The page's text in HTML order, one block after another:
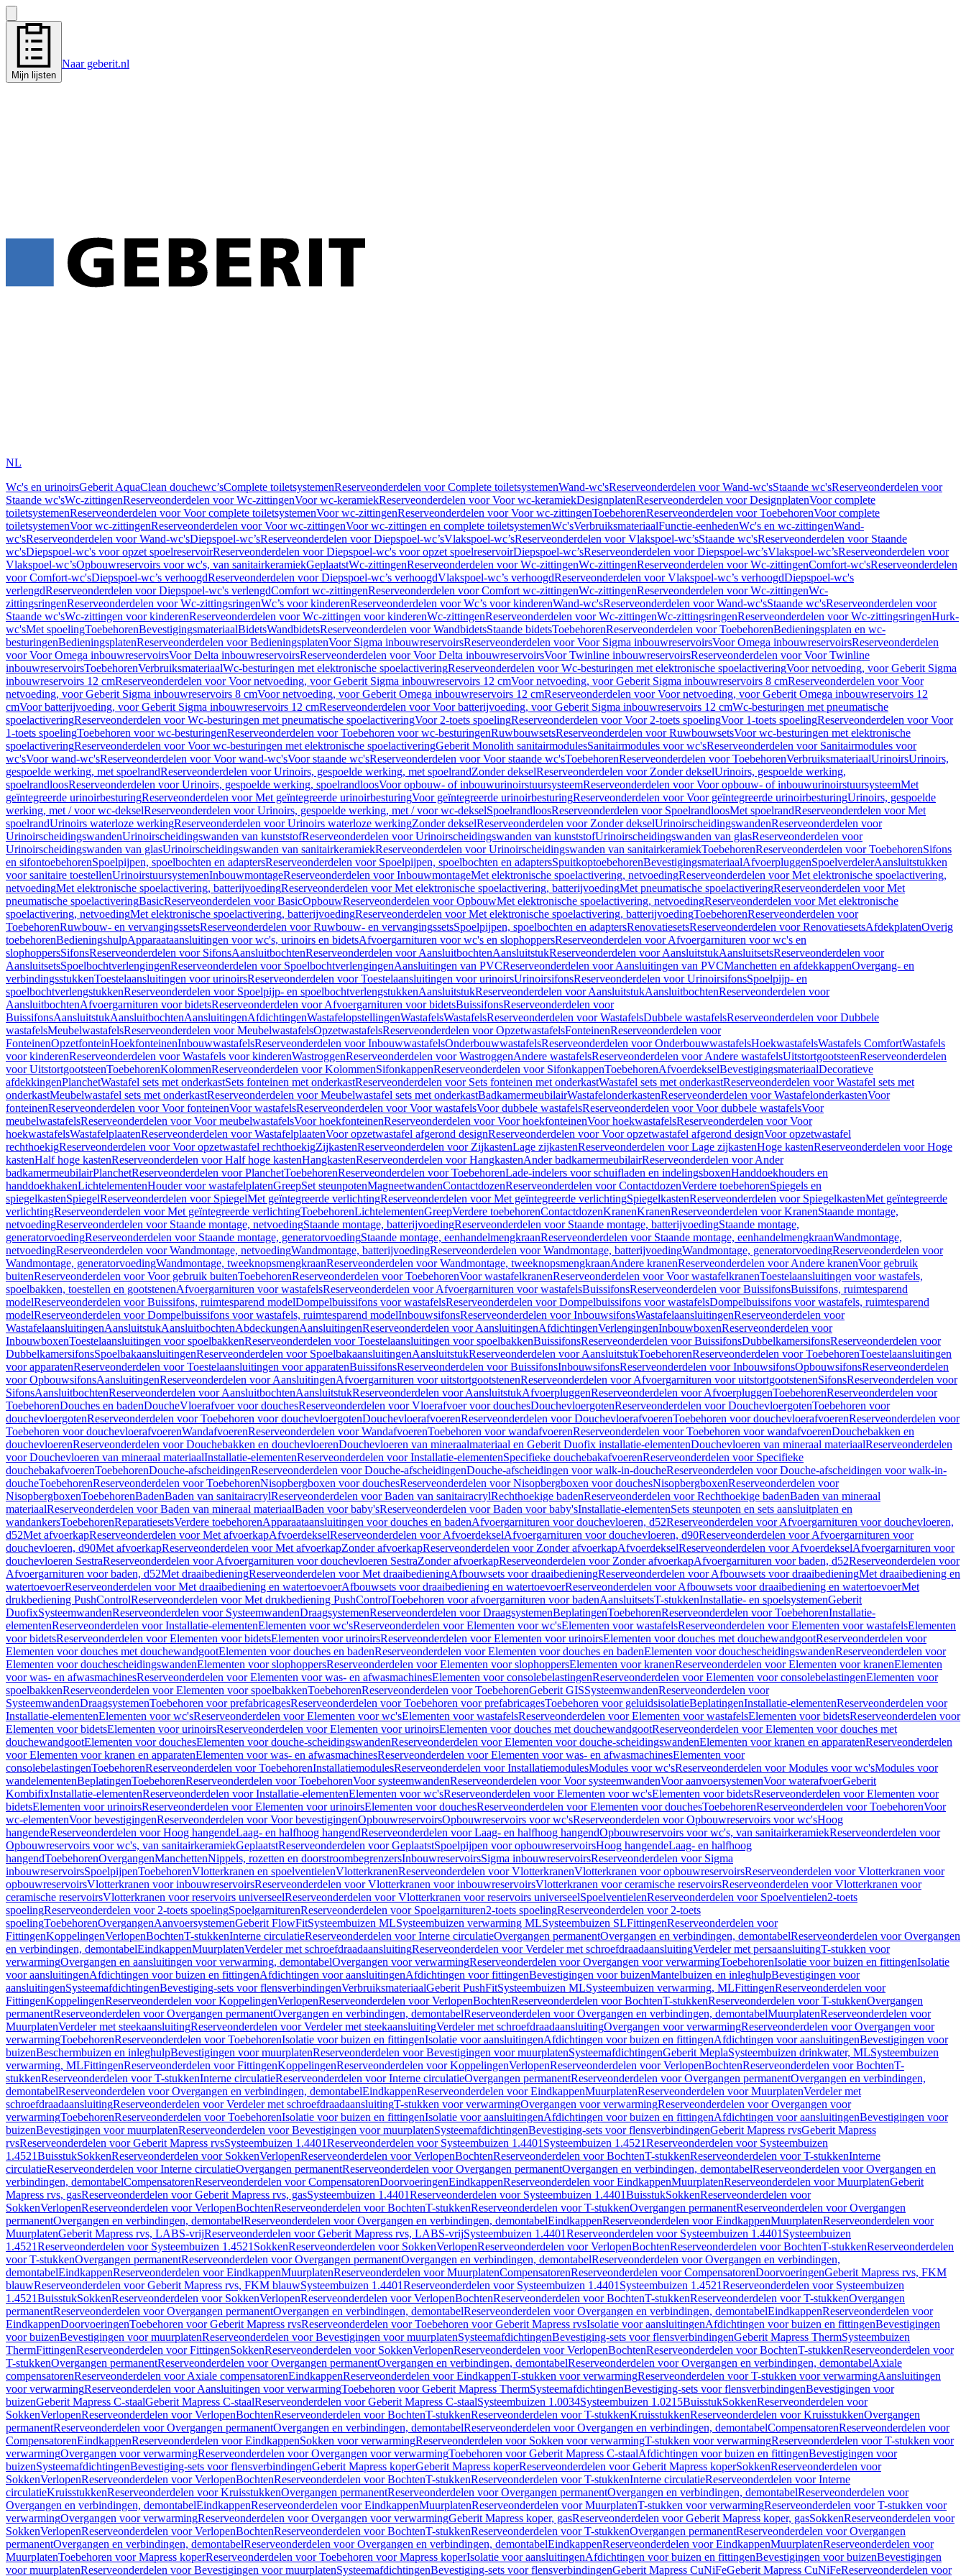
Mijn lijsten
Naar geberit.nl
NL
Wc's en urinoirsGeberit AquaClean douchewc’sComplete toiletsystemenReserveonderdelen voor Complete toiletsystemenWand-wc'sReserveonderdelen voor Wand-wc'sStaande wc'sReserveonderdelen voor
Staande wc'sWc-zittingenReserveonderdelen voor Wc-zittingenVoor wc-keramiekReserveonderdelen voor Voor wc-keramiekDesignplatenReserveonderdelen voor DesignplatenVoor complete
toiletsystemenReserveonderdelen voor Voor complete toiletsystemenVoor wc-zittingenReserveonderdelen voor Voor wc-zittingenToebehorenReserveonderdelen voor ToebehorenVoor complete
toiletsystemenVoor wc-zittingenReserveonderdelen voor Voor wc-zittingenVoor wc-zittingen en complete toiletsystemenWc'sVerbruiksmateriaalFunctie-eenhedenWc's en wc-zittingenWand-
wc'sReserveonderdelen voor Wand-wc'sDiepspoel-wc’sReserveonderdelen voor Diepspoel-wc’sVlakspoel-wc’sReserveonderdelen voor Vlakspoel-wc’sStaande wc'sReserveonderdelen voor Staande
wc'sDiepspoel-wc's voor opzet spoelreservoirReserveonderdelen voor Diepspoel-wc's voor opzet spoelreservoirDiepspoel-wc’sReserveonderdelen voor Diepspoel-wc’sVlakspoel-wc’sReserveonderdelen voor
Vlakspoel-wc’sOpbouwreservoirs voor wc's, van sanitairkeramiekGeplaatstWc-zittingenReserveonderdelen voor Wc-zittingenWc-zittingenReserveonderdelen voor Wc-zittingenComfort-wc'sReserveonderdelen
voor Comfort-wc'sDiepspoel-wc’s verhoogdReserveonderdelen voor Diepspoel-wc’s verhoogdVlakspoel-wc’s verhoogdReserveonderdelen voor Vlakspoel-wc’s verhoogdDiepspoel-wc's
verlengdReserveonderdelen voor Diepspoel-wc's verlengdComfort wc-zittingenReserveonderdelen voor Comfort wc-zittingenWc-zittingenReserveonderdelen voor Wc-zittingenWc-
zittingsringenReserveonderdelen voor Wc-zittingsringenWc’s voor kinderenReserveonderdelen voor Wc’s voor kinderenWand-wc'sReserveonderdelen voor Wand-wc'sStaande wc'sReserveonderdelen voor
Staande wc'sWc-zittingen voor kinderenReserveonderdelen voor Wc-zittingen voor kinderenWc-zittingenReserveonderdelen voor Wc-zittingenWc-zittingsringenReserveonderdelen voor Wc-zittingsringenHurk-
wc'sMet spoelingToebehorenBevestigingsmateriaalBidetsWandbidetsReserveonderdelen voor WandbidetsStaande bidetsToebehorenReserveonderdelen voor ToebehorenBedieningsplaten en wc-
besturingenBedieningsplatenReserveonderdelen voor BedieningsplatenVoor Sigma inbouwreservoirsReserveonderdelen voor Voor Sigma inbouwreservoirsVoor Omega inbouwreservoirsReserveonderdelen
voor Voor Omega inbouwreservoirsVoor Delta inbouwreservoirsReserveonderdelen voor Voor Delta inbouwreservoirsVoor Twinline inbouwreservoirsReserveonderdelen voor Voor Twinline
inbouwreservoirsToebehorenVerbruiksmateriaalWc-besturingen met elektronische spoelactiveringReserveonderdelen voor Wc-besturingen met elektronische spoelactiveringVoor netvoeding, voor Geberit Sigma
inbouwreservoirs 12 cmReserveonderdelen voor Voor netvoeding, voor Geberit Sigma inbouwreservoirs 12 cmVoor netvoeding, voor Geberit Sigma inbouwreservoirs 8 cmReserveonderdelen voor Voor
netvoeding, voor Geberit Sigma inbouwreservoirs 8 cmVoor netvoeding, voor Geberit Omega inbouwreservoirs 12 cmReserveonderdelen voor Voor netvoeding, voor Geberit Omega inbouwreservoirs 12
cmVoor batterijvoeding, voor Geberit Sigma inbouwreservoirs 12 cmReserveonderdelen voor Voor batterijvoeding, voor Geberit Sigma inbouwreservoirs 12 cmWc-besturingen met pneumatische
spoelactiveringReserveonderdelen voor Wc-besturingen met pneumatische spoelactiveringVoor 2-toets spoelingReserveonderdelen voor Voor 2-toets spoelingVoor 1-toets spoelingReserveonderdelen voor Voor
1-toets spoelingToebehoren voor wc-besturingenReserveonderdelen voor Toebehoren voor wc-besturingenRuwbouwsetsReserveonderdelen voor RuwbouwsetsVoor wc-besturingen met elektronische
spoelactiveringReserveonderdelen voor Voor wc-besturingen met elektronische spoelactiveringGeberit Monolith sanitairmodulesSanitairmodules voor wc'sReserveonderdelen voor Sanitairmodules voor
wc'sVoor wand-wc'sReserveonderdelen voor Voor wand-wc'sVoor staande wc'sReserveonderdelen voor Voor staande wc'sToebehorenReserveonderdelen voor ToebehorenVerbruiksmateriaalUrinoirsUrinoirs,
gespoelde werking, met spoelrandReserveonderdelen voor Urinoirs, gespoelde werking, met spoelrandZonder dekselReserveonderdelen voor Zonder dekselUrinoirs, gespoelde werking,
spoelrandloosReserveonderdelen voor Urinoirs, gespoelde werking, spoelrandloosVoor opbouw- of inbouwurinoirstuursysteemReserveonderdelen voor Voor opbouw- of inbouwurinoirstuursysteemMet
geïntegreerde urinoirbesturingReserveonderdelen voor Met geïntegreerde urinoirbesturingVoor geïntegreerde urinoirbesturingReserveonderdelen voor Voor geïntegreerde urinoirbesturingUrinoirs, gespoelde
werking, met / voor wc-dekselReserveonderdelen voor Urinoirs, gespoelde werking, met / voor wc-dekselSpoelrandloosReserveonderdelen voor SpoelrandloosMet spoelrandReserveonderdelen voor Met
spoelrandUrinoirs waterloze werkingReserveonderdelen voor Urinoirs waterloze werkingZonder dekselReserveonderdelen voor Zonder dekselUrinoirscheidingswandenReserveonderdelen voor
UrinoirscheidingswandenUrinoirscheidingswanden van kunststofReserveonderdelen voor Urinoirscheidingswanden van kunststofUrinoirscheidingswanden van glasReserveonderdelen voor
Urinoirscheidingswanden van glasUrinoirscheidingswanden van sanitairkeramiekReserveonderdelen voor Urinoirscheidingswanden van sanitairkeramiekToebehorenReserveonderdelen voor ToebehorenSifons
en sifontoebehorenSpoelpijpen, spoelbochten en adaptersReserveonderdelen voor Spoelpijpen, spoelbochten en adaptersSpuitkoptoebehorenBevestigingsmateriaalAfvoerpluggenSpoelverdelerAansluitstukken
voor sanitaire toestellenUrinoirstuursystemenInbouwmontageReserveonderdelen voor InbouwmontageMet elektronische spoelactivering, netvoedingReserveonderdelen voor Met elektronische spoelactivering,
netvoedingMet elektronische spoelactivering, batterijvoedingReserveonderdelen voor Met elektronische spoelactivering, batterijvoedingMet pneumatische spoelactiveringReserveonderdelen voor Met
pneumatische spoelactiveringBasicReserveonderdelen voor BasicOpbouwReserveonderdelen voor OpbouwMet elektronische spoelactivering, netvoedingReserveonderdelen voor Met elektronische
spoelactivering, netvoedingMet elektronische spoelactivering, batterijvoedingReserveonderdelen voor Met elektronische spoelactivering, batterijvoedingToebehorenReserveonderdelen voor
ToebehorenRuwbouw- en vervangingssetsReserveonderdelen voor Ruwbouw- en vervangingssetsSpoelpijpen, spoelbochten en adaptersRenovatiesetsReserveonderdelen voor RenovatiesetsAfdekplatenOverig
toebehorenBedieningshulpApparaataansluitingen voor wc's, urinoirs en bidetsAfvoergarnituren voor wc's en slophoppersReserveonderdelen voor Afvoergarnituren voor wc's en
slophoppersSifonsReserveonderdelen voor SifonsAansluitbochtenReserveonderdelen voor AansluitbochtenAansluitstukReserveonderdelen voor AansluitstukAansluitsetsReserveonderdelen voor
AansluitsetsSpoelbochtverlengingenReserveonderdelen voor SpoelbochtverlengingenAansluitingen van PVCReserveonderdelen voor Aansluitingen van PVCManchetten en afdekkappenOvergang- en
verbindingsstukkenToestelaansluitingen voor urinoirsReserveonderdelen voor Toestelaansluitingen voor urinoirsUrinoirsifonsReserveonderdelen voor UrinoirsifonsSpoelpijp- en
spoelbochtverlengstukkenReserveonderdelen voor Spoelpijp- en spoelbochtverlengstukkenAansluitstukReserveonderdelen voor AansluitstukAansluitbochtenReserveonderdelen voor
AansluitbochtenAfvoergarnituren voor bidetsReserveonderdelen voor Afvoergarnituren voor bidetsBuissifonsReserveonderdelen voor
BuissifonsAansluitstukAansluitbochtenAansluitingenAfdichtingenWastafelopstellingenWastafelsWastafelsReserveonderdelen voor WastafelsDubbele wastafelsReserveonderdelen voor Dubbele
wastafelsMeubelwastafelsReserveonderdelen voor MeubelwastafelsOpzetwastafelsReserveonderdelen voor OpzetwastafelsFonteinenReserveonderdelen voor
FonteinenOpzetfonteinHoekfonteinenInbouwwastafelsReserveonderdelen voor InbouwwastafelsOnderbouwwastafelsReserveonderdelen voor OnderbouwwastafelsHoekwastafelsWastafels ComfortWastafels
voor kinderenReserveonderdelen voor Wastafels voor kinderenWastroggenReserveonderdelen voor WastroggenAndere wastafelsReserveonderdelen voor Andere wastafelsUitstortgootsteenReserveonderdelen
voor UitstortgootsteenToebehorenKolommenReserveonderdelen voor KolommenSifonkappenReserveonderdelen voor SifonkappenToebehorenAfvoerdekselBevestigingsmateriaalDecoratieve
afdekkingenPlanchetWastafel sets met onderkastSets fonteinen met onderkastReserveonderdelen voor Sets fonteinen met onderkastWastafel sets met onderkastReserveonderdelen voor Wastafel sets met
onderkastMeubelwastafel sets met onderkastReserveonderdelen voor Meubelwastafel sets met onderkastBadkamermeubilairWastafelonderkastenReserveonderdelen voor WastafelonderkastenVoor
fonteinenReserveonderdelen voor Voor fonteinenVoor wastafelsReserveonderdelen voor Voor wastafelsVoor dubbele wastafelsReserveonderdelen voor Voor dubbele wastafelsVoor
meubelwastafelsReserveonderdelen voor Voor meubelwastafelsVoor hoekfonteinenReserveonderdelen voor Voor hoekfonteinenVoor hoekwastafelsReserveonderdelen voor Voor
hoekwastafelsWastafelplaatenReserveonderdelen voor WastafelplaatenVoor opzetwastafel afgerond designReserveonderdelen voor Voor opzetwastafel afgerond designVoor opzetwastafel
rechthoekigReserveonderdelen voor Voor opzetwastafel rechthoekigZijkastenReserveonderdelen voor ZijkastenLage zijkastenReserveonderdelen voor Lage zijkastenHoge kastenReserveonderdelen voor Hoge
kastenHalf hoge kastenReserveonderdelen voor Half hoge kastenHangkastenReserveonderdelen voor HangkastenAnder badkamermeubilairReserveonderdelen voor Ander
badkamermeubilairPlanchetReserveonderdelen voor PlanchetToebehorenReserveonderdelen voor ToebehorenLade-indelers voor schuifladen en indelingsboxenHanddoekhouders en
handdoekhakenLichtelementenHouder voor wastafelplatenGreepSet steunpotenMagneetwandenContactdozenReserveonderdelen voor ContactdozenVerdere toebehorenSpiegels en
spiegelkastenSpiegelReserveonderdelen voor SpiegelMet geïntegreerde verlichtingReserveonderdelen voor Met geïntegreerde verlichtingSpiegelkastenReserveonderdelen voor SpiegelkastenMet geïntegreerde
verlichtingReserveonderdelen voor Met geïntegreerde verlichtingToebehorenLichtelementenGreepVerdere toebehorenContactdozenKranenKranenReserveonderdelen voor KranenStaande montage,
netvoedingReserveonderdelen voor Staande montage, netvoedingStaande montage, batterijvoedingReserveonderdelen voor Staande montage, batterijvoedingStaande montage,
generatorvoedingReserveonderdelen voor Staande montage, generatorvoedingStaande montage, eenhandelmengkraanReserveonderdelen voor Staande montage, eenhandelmengkraanWandmontage,
netvoedingReserveonderdelen voor Wandmontage, netvoedingWandmontage, batterijvoedingReserveonderdelen voor Wandmontage, batterijvoedingWandmontage, generatorvoedingReserveonderdelen voor
Wandmontage, generatorvoedingWandmontage, tweeknopsmengkraanReserveonderdelen voor Wandmontage, tweeknopsmengkraanAndere kranenReserveonderdelen voor Andere kranenVoor gebruik
buitenReserveonderdelen voor Voor gebruik buitenToebehorenReserveonderdelen voor ToebehorenVoor wastafelkranenReserveonderdelen voor Voor wastafelkranenToestelaansluitingen voor wastafels,
spoelbakken, toestellen en gootstenenAfvoergarnituren voor wastafelsReserveonderdelen voor Afvoergarnituren voor wastafelsBuissifonsReserveonderdelen voor BuissifonsBuissifons, ruimtesparend
modelReserveonderdelen voor Buissifons, ruimtesparend modelDompelbuissifons voor wastafelsReserveonderdelen voor Dompelbuissifons voor wastafelsDompelbuissifons voor wastafels, ruimtesparend
modelReserveonderdelen voor Dompelbuissifons voor wastafels, ruimtesparend modelInbouwsifonsReserveonderdelen voor InbouwsifonsWastafelaansluitingenReserveonderdelen voor
WastafelaansluitingenAansluitstukAansluitbochtenAbdeckungenAansluitingenReserveonderdelen voor AansluitingenAfdichtingenVerlengingenInbouwboxenReserveonderdelen voor
InbouwboxenToestelaansluitingen voor spoelbakkenReserveonderdelen voor Toestelaansluitingen voor spoelbakkenBuissifonsReserveonderdelen voor BuissifonsDubbelkamersifonsReserveonderdelen voor
DubbelkamersifonsSpoelbakaansluitingenReserveonderdelen voor SpoelbakaansluitingenAansluitstukReserveonderdelen voor AansluitstukToebehorenReserveonderdelen voor ToebehorenToestelaansluitingen
voor apparatenReserveonderdelen voor Toestelaansluitingen voor apparatenBuissifonsReserveonderdelen voor BuissifonsInbouwsifonsReserveonderdelen voor InbouwsifonsOpbouwsifonsReserveonderdelen
voor OpbouwsifonsAansluitingenReserveonderdelen voor AansluitingenAfvoergarnituren voor uitstortgootstenenReserveonderdelen voor Afvoergarnituren voor uitstortgootstenenSifonsReserveonderdelen voor
SifonsAansluitbochtenReserveonderdelen voor AansluitbochtenAansluitstukReserveonderdelen voor AansluitstukAfvoerpluggenReserveonderdelen voor AfvoerpluggenToebehorenReserveonderdelen voor
ToebehorenDouches en badenDoucheVloerafvoer voor douchesReserveonderdelen voor Vloerafvoer voor douchesDouchevloergotenReserveonderdelen voor DouchevloergotenToebehoren voor
douchevloergotenReserveonderdelen voor Toebehoren voor douchevloergotenDouchevloerafvoerenReserveonderdelen voor DouchevloerafvoerenToebehoren voor douchevloerafvoerenReserveonderdelen voor
Toebehoren voor douchevloerafvoerenWandafvoerenReserveonderdelen voor WandafvoerenToebehoren voor wandafvoerenReserveonderdelen voor Toebehoren voor wandafvoerenDouchebakken en
douchevloerenReserveonderdelen voor Douchebakken en douchevloerenDouchevloeren van mineraalmateriaal en Geberit Duofix installatie-elementenDouchevloeren van mineraal materiaalReserveonderdelen
voor Douchevloeren van mineraal materiaalInstallatie-elementenReserveonderdelen voor Installatie-elementenSpecifieke douchebakafvoerenReserveonderdelen voor Specifieke
douchebakafvoerenToebehorenDouche-afscheidingenReserveonderdelen voor Douche-afscheidingenDouche-afscheidingen voor walk-in-doucheReserveonderdelen voor Douche-afscheidingen voor walk-in-
doucheToebehorenReserveonderdelen voor ToebehorenNisopbergboxen voor douchesReserveonderdelen voor Nisopbergboxen voor douchesNisopbergboxenReserveonderdelen voor
NisopbergboxenToebehorenBadenBaden van sanitairacrylReserveonderdelen voor Baden van sanitairacrylRechthoekige badenReserveonderdelen voor Rechthoekige badenBaden van mineraal
materiaalReserveonderdelen voor Baden van mineraal materiaalBaden voor baby'sReserveonderdelen voor Baden voor baby'sInstallatie-elementenSets steunpoten en sets aansluitplaten en
wandankersToebehorenReparatiesetsVerdere toebehorenApparaataansluitingen voor douches en badenAfvoergarnituren voor douchevloeren, d52Reserveonderdelen voor Afvoergarnituren voor douchevloeren,
d52Met afvoerkapReserveonderdelen voor Met afvoerkapAfvoerdekselReserveonderdelen voor AfvoerdekselAfvoergarnituren voor douchevloeren, d90Reserveonderdelen voor Afvoergarnituren voor
douchevloeren, d90Met afvoerkapReserveonderdelen voor Met afvoerkapZonder afvoerkapReserveonderdelen voor Zonder afvoerkapAfvoerdekselReserveonderdelen voor AfvoerdekselAfvoergarnituren voor
douchevloeren SestraReserveonderdelen voor Afvoergarnituren voor douchevloeren SestraZonder afvoerkapReserveonderdelen voor Zonder afvoerkapAfvoergarnituren voor baden, d52Reserveonderdelen voor
Afvoergarnituren voor baden, d52Met draaibedieningReserveonderdelen voor Met draaibedieningAfbouwsets voor draaibedieningReserveonderdelen voor Afbouwsets voor draaibedieningMet draaibediening en
watertoevoerReserveonderdelen voor Met draaibediening en watertoevoerAfbouwsets voor draaibediening en watertoevoerReserveonderdelen voor Afbouwsets voor draaibediening en watertoevoerMet
drukbediening PushControlReserveonderdelen voor Met drukbediening PushControlToebehoren voor afvoergarnituren voor badenAansluitsetsT-stukkenInstallatie- en spoelsystemenGeberit
DuofixSysteemwandenReserveonderdelen voor SysteemwandenDraagsystemenReserveonderdelen voor DraagsystemenBeplatingenToebehorenReserveonderdelen voor ToebehorenInstallatie-
elementenReserveonderdelen voor Installatie-elementenElementen voor wc'sReserveonderdelen voor Elementen voor wc'sElementen voor wastafelsReserveonderdelen voor Elementen voor wastafelsElementen
voor bidetsReserveonderdelen voor Elementen voor bidetsElementen voor urinoirsReserveonderdelen voor Elementen voor urinoirsElementen voor douches met douchewandgootReserveonderdelen voor
Elementen voor douches met douchewandgootElementen voor douches en badenReserveonderdelen voor Elementen voor douches en badenElementen voor douchescheidingswandenReserveonderdelen voor
Elementen voor douchescheidingswandenElementen voor slophoppersReserveonderdelen voor Elementen voor slophoppersElementen voor kranenReserveonderdelen voor Elementen voor kranenElementen
voor was- en afwasmachinesReserveonderdelen voor Elementen voor was- en afwasmachinesElementen voor consolebelastingenReserveonderdelen voor Elementen voor consolebelastingenElementen voor
spoelbakkenReserveonderdelen voor Elementen voor spoelbakkenToebehorenReserveonderdelen voor ToebehorenGeberit GISSysteemwandenReserveonderdelen voor
SysteemwandenDraagsystemenToebehoren voor prefabricagesReserveonderdelen voor Toebehoren voor prefabricagesToebehoren voor geluidsisolatieBeplatingenInstallatie-elementenReserveonderdelen voor
Installatie-elementenElementen voor wc'sReserveonderdelen voor Elementen voor wc'sElementen voor wastafelsReserveonderdelen voor Elementen voor wastafelsElementen voor bidetsReserveonderdelen voor
Elementen voor bidetsElementen voor urinoirsReserveonderdelen voor Elementen voor urinoirsElementen voor douches met douchewandgootReserveonderdelen voor Elementen voor douches met
douchewandgootElementen voor douchesElementen voor douche-scheidingswandenReserveonderdelen voor Elementen voor douche-scheidingswandenElementen voor kranen en apparatenReserveonderdelen
voor Elementen voor kranen en apparatenElementen voor was- en afwasmachinesReserveonderdelen voor Elementen voor was- en afwasmachinesElementen voor
consolebelastingenToebehorenReserveonderdelen voor ToebehorenInstallatiemodulesReserveonderdelen voor InstallatiemodulesModules voor wc'sReserveonderdelen voor Modules voor wc'sModules voor
wandelementenBeplatingenToebehorenReserveonderdelen voor ToebehorenVoor systeemwandenReserveonderdelen voor Voor systeemwandenVoor aanvoersystemenVoor waterafvoerGeberit
KombifixInstallatie-elementenReserveonderdelen voor Installatie-elementenElementen voor wc'sReserveonderdelen voor Elementen voor wc'sElementen voor bidetsReserveonderdelen voor Elementen voor
bidetsElementen voor urinoirsReserveonderdelen voor Elementen voor urinoirsElementen voor douchesReserveonderdelen voor Elementen voor douchesToebehorenReserveonderdelen voor ToebehorenVoor
wc-elementenVoor bevestigingenReserveonderdelen voor Voor bevestigingenOpbouwreservoirsOpbouwreservoirs voor wc'sReserveonderdelen voor Opbouwreservoirs voor wc'sHoog
hangendeReserveonderdelen voor Hoog hangendeLaag- en halfhoog hangendReserveonderdelen voor Laag- en halfhoog hangendOpbouwreservoirs voor wc's, van sanitairkeramiekReserveonderdelen voor
Opbouwreservoirs voor wc's, van sanitairkeramiekGeplaatstReserveonderdelen voor GeplaatstSpoelpijpen voor opbouwreservoirsHoog hangendeLaag- en halfhoog
hangendToebehorenOvergangenManchettenNippels, rozetten en doorstroombegrenzersInbouwreservoirsSigma inbouwreservoirsReserveonderdelen voor Sigma
inbouwreservoirsSpoelpijpenToebehorenVlotterkranen en spoelventielenVlotterkranenReserveonderdelen voor VlotterkranenVlotterkranen voor opbouwreservoirsReserveonderdelen voor Vlotterkranen voor
opbouwreservoirsVlotterkranen voor inbouwreservoirsReserveonderdelen voor Vlotterkranen voor inbouwreservoirsVlotterkranen voor ceramische reservoirsReserveonderdelen voor Vlotterkranen voor
ceramische reservoirsVlotterkranen voor reservoirs universeelReserveonderdelen voor Vlotterkranen voor reservoirs universeelSpoelventielenReserveonderdelen voor Spoelventielen2-toets
spoelingReserveonderdelen voor 2-toets spoelingSpoelgarniturenReserveonderdelen voor Spoelgarnituren2-toets spoelingReserveonderdelen voor 2-toets
spoelingToebehorenOvergangenAanvoersystemenGeberit FlowFitSysteembuizen MLSysteembuizen verwarming MLSysteembuizen SLFittingenReserveonderdelen voor
FittingenKoppelingenVerlopenBochtenT-stukkenInterne circulatieReserveonderdelen voor Interne circulatieOvergangen permanentOvergangen en verbindingen, demontabelReserveonderdelen voor Overgangen
en verbindingen, demontabelEindkappenMuurplatenVerdeler met schroefdraadaansluitingReserveonderdelen voor Verdeler met schroefdraadaansluitingVerdeler met persaansluitingT-stukken voor
verwarmingOvergangen en aansluitingen voor verwarming, demontabelOvergangen voor verwarmingReserveonderdelen voor Overgangen voor verwarmingToebehorenIsolatie voor buizen en fittingenIsolatie
voor aansluitingenAfdichtingen voor buizen en fittingenAfdichtingen voor aansluitingenAfdichtingen voor fittingenBevestigingen voor buizenMantelbuizen en inleghulpBevestigingen voor
aansluitingenSysteemafdichtingenBevestiging-sets voor flensverbindingenVerbruiksmateriaalGeberit PushFitSysteembuizen MLSysteembuizen verwarming, MLFittingenReserveonderdelen voor
FittingenKoppelingenReserveonderdelen voor KoppelingenVerlopenReserveonderdelen voor VerlopenBochtenReserveonderdelen voor BochtenT-stukkenReserveonderdelen voor T-stukkenOvergangen
permanentReserveonderdelen voor Overgangen permanentOvergangen en verbindingen, demontabelReserveonderdelen voor Overgangen en verbindingen, demontabelMuurplatenReserveonderdelen voor
MuurplatenVerdeler met steekaansluitingReserveonderdelen voor Verdeler met steekaansluitingVerdeler met schroefdraadaansluitingOvergangen voor verwarmingReserveonderdelen voor Overgangen voor
verwarmingToebehorenReserveonderdelen voor ToebehorenIsolatie voor buizen en fittingenIsolatie voor aansluitingenAfdichtingen voor buizen en fittingenAfdichtingen voor aansluitingenBevestigingen voor
buizenBeschermbuizen en inleghulpBevestigingen voor muurplatenReserveonderdelen voor Bevestigingen voor muurplatenSysteemafdichtingenGeberit MeplaSysteembuizen drinkwater, MLSysteembuizen
verwarming, MLFittingenReserveonderdelen voor FittingenKoppelingenReserveonderdelen voor KoppelingenVerlopenReserveonderdelen voor VerlopenBochtenReserveonderdelen voor BochtenT-
stukkenReserveonderdelen voor T-stukkenInterne circulatieReserveonderdelen voor Interne circulatieOvergangen permanentReserveonderdelen voor Overgangen permanentOvergangen en verbindingen,
demontabelReserveonderdelen voor Overgangen en verbindingen, demontabelEindkappenReserveonderdelen voor EindkappenMuurplatenReserveonderdelen voor MuurplatenVerdeler met
schroefdraadaansluitingReserveonderdelen voor Verdeler met schroefdraadaansluitingT-stukken voor verwarmingOvergangen voor verwarmingReserveonderdelen voor Overgangen voor
verwarmingToebehorenReserveonderdelen voor ToebehorenIsolatie voor buizen en fittingenIsolatie voor aansluitingenAfdichtingen voor buizen en fittingenAfdichtingen voor aansluitingenBevestigingen voor
buizenBevestigingen voor muurplatenReserveonderdelen voor Bevestigingen voor muurplatenSysteemafdichtingenBevestiging-sets voor flensverbindingenGeberit Mapress rvsGeberit Mapress
rvsReserveonderdelen voor Geberit Mapress rvsSysteembuizen 1.4401Reserveonderdelen voor Systeembuizen 1.4401 Systeembuizen 1.4521Reserveonderdelen voor Systeembuizen
1.4521BuisstukSokkenReserveonderdelen voor SokkenVerlopenReserveonderdelen voor VerlopenBochtenReserveonderdelen voor BochtenT-stukkenReserveonderdelen voor T-stukkenInterne
circulatieReserveonderdelen voor Interne circulatieOvergangen permanentReserveonderdelen voor Overgangen permanentOvergangen en verbindingen, demontabelReserveonderdelen voor Overgangen en
verbindingen, demontabelCompensatorenReserveonderdelen voor CompensatorenDoorvoeringenEindkappenReserveonderdelen voor EindkappenMuurplatenReserveonderdelen voor MuurplatenGeberit
Mapress rvs, gasReserveonderdelen voor Geberit Mapress rvs, gasSysteembuizen 1.4401Reserveonderdelen voor Systeembuizen 1.4401BuisstukSokkenReserveonderdelen voor
SokkenVerlopenReserveonderdelen voor VerlopenBochtenReserveonderdelen voor BochtenT-stukkenReserveonderdelen voor T-stukkenOvergangen permanentReserveonderdelen voor Overgangen
permanentOvergangen en verbindingen, demontabelReserveonderdelen voor Overgangen en verbindingen, demontabelEindkappenReserveonderdelen voor EindkappenMuurplatenReserveonderdelen voor
MuurplatenGeberit Mapress rvs, LABS-vrijReserveonderdelen voor Geberit Mapress rvs, LABS-vrijSysteembuizen 1.4401Reserveonderdelen voor Systeembuizen 1.4401 Systeembuizen
1.4521Reserveonderdelen voor Systeembuizen 1.4521 SokkenReserveonderdelen voor SokkenVerlopenReserveonderdelen voor VerlopenBochtenReserveonderdelen voor BochtenT-stukkenReserveonderdelen
voor T-stukkenOvergangen permanentReserveonderdelen voor Overgangen permanentOvergangen en verbindingen, demontabelReserveonderdelen voor Overgangen en verbindingen,
demontabelEindkappenReserveonderdelen voor EindkappenMuurplatenReserveonderdelen voor MuurplatenCompensatorenReserveonderdelen voor CompensatorenDoorvoeringenGeberit Mapress rvs, FKM
blauwReserveonderdelen voor Geberit Mapress rvs, FKM blauwSysteembuizen 1.4401Reserveonderdelen voor Systeembuizen 1.4401 Systeembuizen 1.4521Reserveonderdelen voor Systeembuizen
1.4521BuisstukSokkenReserveonderdelen voor SokkenVerlopenReserveonderdelen voor VerlopenBochtenReserveonderdelen voor BochtenT-stukkenReserveonderdelen voor T-stukkenOvergangen
permanentReserveonderdelen voor Overgangen permanentOvergangen en verbindingen, demontabelReserveonderdelen voor Overgangen en verbindingen, demontabelEindkappenReserveonderdelen voor
EindkappenDoorvoeringenToebehoren voor Geberit Mapress rvsReserveonderdelen voor Toebehoren voor Geberit Mapress rvsIsolatie voor aansluitingenAfdichtingen voor buizen en fittingenBevestigingen
voor buizenBevestigingen voor muurplatenReserveonderdelen voor Bevestigingen voor muurplatenSysteemafdichtingenBevestiging-sets voor flensverbindingenGeberit Mapress ThermSysteembuizen
ThermFittingenReserveonderdelen voor FittingenSokkenReserveonderdelen voor SokkenVerlopenReserveonderdelen voor VerlopenBochtenReserveonderdelen voor BochtenT-stukkenReserveonderdelen voor
T-stukkenOvergangen permanentReserveonderdelen voor Overgangen permanentOvergangen en verbindingen, demontabelReserveonderdelen voor Overgangen en verbindingen, demontabelAxiale
compensatorenReserveonderdelen voor Axiale compensatorenEindkappenReserveonderdelen voor EindkappenT-stukken voor verwarmingReserveonderdelen voor T-stukken voor verwarmingAansluitingen
voor verwarmingReserveonderdelen voor Aansluitingen voor verwarmingToebehoren voor Geberit Mapress ThermSysteemafdichtingenBevestiging-sets voor flensverbindingenBevestigingen voor
buizenGeberit Mapress C-staalGeberit Mapress C-staalReserveonderdelen voor Geberit Mapress C-staalSysteembuizen 1.0034Systeembuizen 1.0215BuisstukSokkenReserveonderdelen voor
SokkenVerlopenReserveonderdelen voor VerlopenBochtenReserveonderdelen voor BochtenT-stukkenReserveonderdelen voor T-stukkenKruisstukkenReserveonderdelen voor KruisstukkenOvergangen
permanentReserveonderdelen voor Overgangen permanentOvergangen en verbindingen, demontabelReserveonderdelen voor Overgangen en verbindingen, demontabelCompensatorenReserveonderdelen voor
CompensatorenEindkappenReserveonderdelen voor EindkappenSokken voor verwarmingReserveonderdelen voor Sokken voor verwarmingT-stukken voor verwarmingReserveonderdelen voor T-stukken voor
verwarmingOvergangen voor verwarmingReserveonderdelen voor Overgangen voor verwarmingToebehoren voor Geberit Mapress C-staalAfdichtingen voor buizen en fittingenBevestigingen voor
buizenSysteemafdichtingenBevestiging-sets voor flensverbindingenGeberit Mapress koperGeberit Mapress koperReserveonderdelen voor Geberit Mapress koperSokkenReserveonderdelen voor
SokkenVerlopenReserveonderdelen voor VerlopenBochtenReserveonderdelen voor BochtenT-stukkenReserveonderdelen voor T-stukkenInterne circulatieReserveonderdelen voor Interne
circulatieKruisstukkenReserveonderdelen voor KruisstukkenOvergangen permanentReserveonderdelen voor Overgangen permanentOvergangen en verbindingen, demontabelReserveonderdelen voor
Overgangen en verbindingen, demontabelEindkappenReserveonderdelen voor EindkappenMuurplatenReserveonderdelen voor MuurplatenT-stukken voor verwarmingReserveonderdelen voor T-stukken voor
verwarmingOvergangen voor verwarmingReserveonderdelen voor Overgangen voor verwarmingGeberit Mapress koper, gasReserveonderdelen voor Geberit Mapress koper, gasSokkenReserveonderdelen voor
SokkenVerlopenReserveonderdelen voor VerlopenBochtenReserveonderdelen voor BochtenT-stukkenReserveonderdelen voor T-stukkenOvergangen permanentReserveonderdelen voor Overgangen
permanentOvergangen en verbindingen, demontabelReserveonderdelen voor Overgangen en verbindingen, demontabelEindkappenReserveonderdelen voor EindkappenMuurplatenReserveonderdelen voor
MuurplatenToebehoren voor Mapress koperReserveonderdelen voor Toebehoren voor Mapress koperIsolatie voor aansluitingenAfdichtingen voor buizen en fittingenBevestigingen voor buizenBevestigingen
voor muurplatenReserveonderdelen voor Bevestigingen voor muurplatenSysteemafdichtingenBevestiging-sets voor flensverbindingenGeberit Mapress CuNiFeGeberit Mapress CuNiFeReserveonderdelen voor